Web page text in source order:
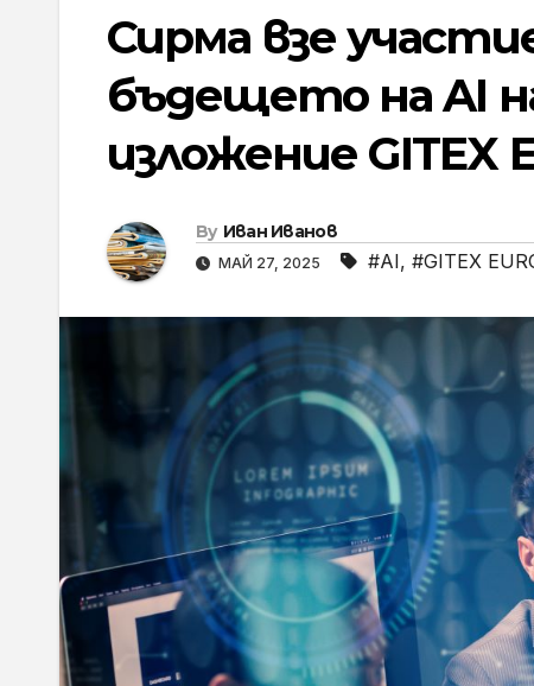
Сирма взе
бъдещето на AI
изложение GITEX
By Иван Иванов
МАЙ 27, 2025 #AI, #GITEX